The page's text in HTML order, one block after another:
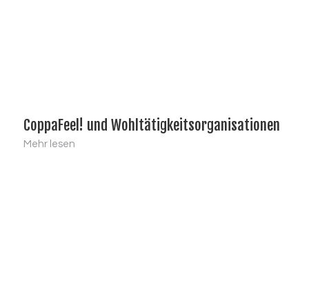
CoppaFeel! und Wohltätigkeitsorganisationen
Mehr lesen